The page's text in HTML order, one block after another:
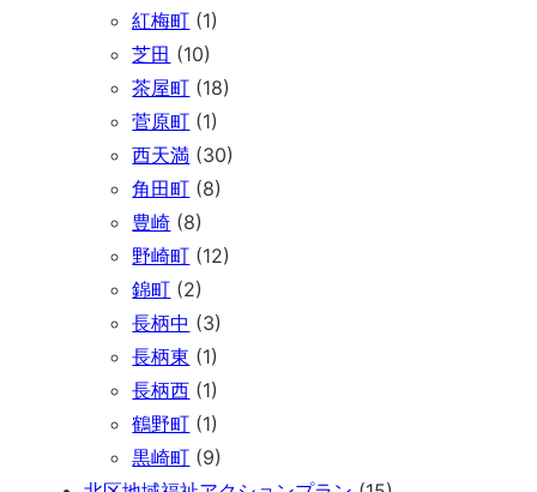
紅梅町 (1)
芝田 (10)
茶屋町 (18)
菅原町 (1)
西天満 (30)
角田町 (8)
豊崎 (8)
野崎町 (12)
錦町 (2)
長柄中 (3)
長柄東 (1)
長柄西 (1)
鶴野町 (1)
黒崎町 (9)